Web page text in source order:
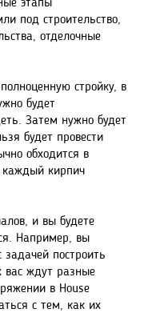
этапы
под строительство,
отделочные
стройку, в
будет
Затем нужно будет
будет провести
обходится в
каждый кирпич
и вы будете
Например, вы
построить
вас ждут разные
в House
с тем, как их